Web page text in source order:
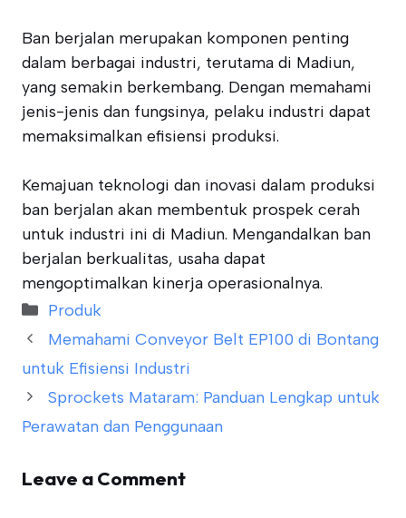
Ban berjalan merupakan komponen penting
dalam berbagai industri, terutama di Madiun,
yang semakin berkembang. Dengan memahami
jenis-jenis dan fungsinya, pelaku industri dapat
memaksimalkan efisiensi produksi.
Kemajuan teknologi dan inovasi dalam produksi
ban berjalan akan membentuk prospek cerah
untuk industri ini di Madiun. Mengandalkan ban
berjalan berkualitas, usaha dapat
mengoptimalkan kinerja operasionalnya.
Categories
Produk
Memahami Conveyor Belt EP100 di Bontang
untuk Efisiensi Industri
Sprockets Mataram: Panduan Lengkap untuk
Perawatan dan Penggunaan
Leave a Comment